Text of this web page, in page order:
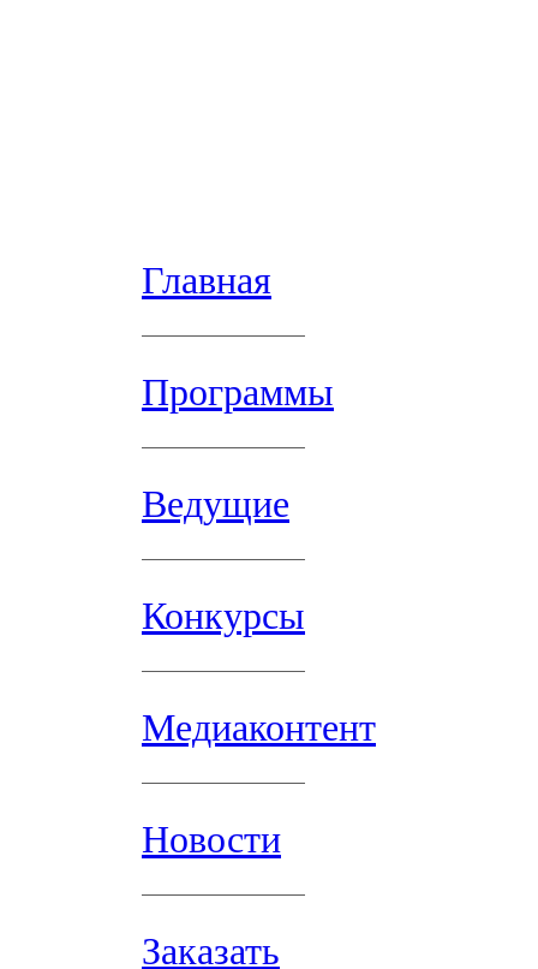
Главная
Программы
Ведущие
Конкурсы
Медиаконтент
Новости
Заказать